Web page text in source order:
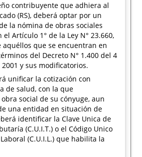
contribuyente que adhiera al
(RS), deberá optar por un
la nómina de obras sociales
Artículo 1° de la Ley N° 23.660,
aquéllos que se encuentran en
del Decreto N° 1.400 del 4
y sus modificatorios.
unificar la cotización con
de salud, con la que
social de su cónyuge, aun
una entidad en situación de
identificar la Clave Unica de
(C.U.I.T.) o el Código Unico
(C.U.I.L.) que habilita la